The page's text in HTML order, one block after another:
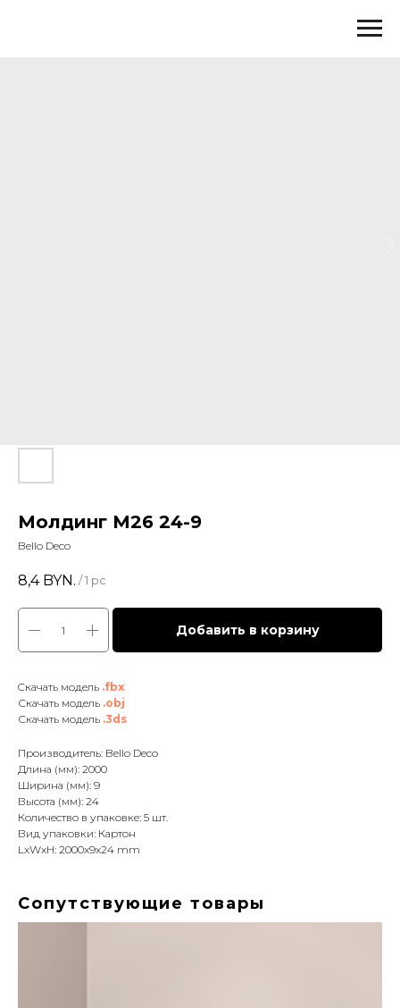
Молдинг М26 24-9
Bello Deco
8,4 BYN. / 1 pc
Добавить в корзину
Cкачать модель .fbx
Скачать модель .obj
Скачать модель .3ds
Производитель: Bello Deco
Длина (мм): 2000
Ширина (мм): 9
Высота (мм): 24
Количество в упаковке: 5 шт.
Вид упаковки: Картон
LxWxH: 2000x9x24 mm
Сопутствующие товары